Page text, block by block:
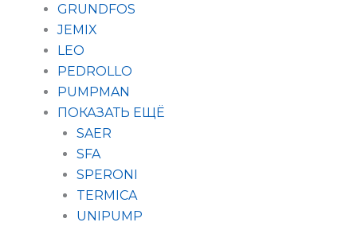
GRUNDFOS
JEMIX
LEO
PEDROLLO
PUMPMAN
ПОКАЗАТЬ ЕЩЁ
SAER
SFA
SPERONI
TERMICA
UNIPUMP